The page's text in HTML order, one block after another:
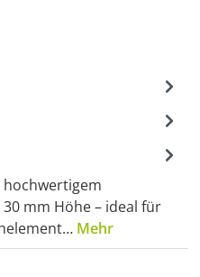
hochwertigem
mm Höhe – ideal für
Mehr